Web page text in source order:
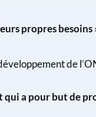
propres besoins
de
qui a pour but de